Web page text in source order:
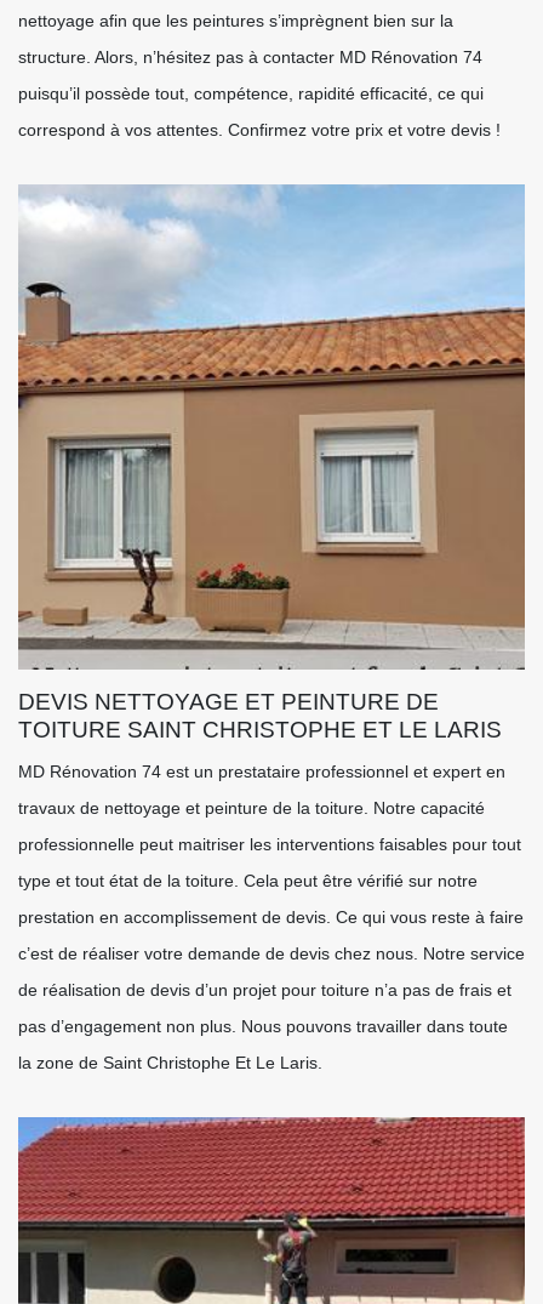
nettoyage afin que les peintures s’imprègnent bien sur la
structure. Alors, n’hésitez pas à contacter MD Rénovation 74
puisqu’il possède tout, compétence, rapidité efficacité, ce qui
correspond à vos attentes. Confirmez votre prix et votre devis !
DEVIS NETTOYAGE ET PEINTURE DE
TOITURE SAINT CHRISTOPHE ET LE LARIS
MD Rénovation 74 est un prestataire professionnel et expert en
travaux de nettoyage et peinture de la toiture. Notre capacité
professionnelle peut maitriser les interventions faisables pour tout
type et tout état de la toiture. Cela peut être vérifié sur notre
prestation en accomplissement de devis. Ce qui vous reste à faire
c’est de réaliser votre demande de devis chez nous. Notre service
de réalisation de devis d’un projet pour toiture n’a pas de frais et
pas d’engagement non plus. Nous pouvons travailler dans toute
la zone de Saint Christophe Et Le Laris.